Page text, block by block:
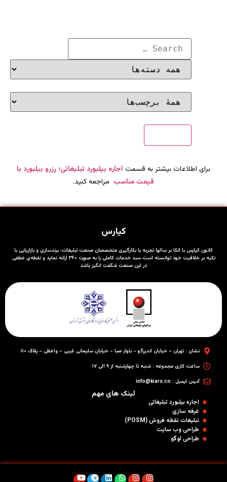
برای اطلاعات بیشتر به قسمت اجاره بیلبورد تبلیغاتی؛ رزرو بیلبورد با
قیمت مناسب مراجعه کنید.
کیارس
کانون کیارس با اتکا بر سالها تجربه با بکارگیری متخصصان صنعت تبلیغات، برندسازی و بازاریابی با
تکیه بر خلاقیت خود توانسته است سبد خدمات کاملی را به صورت ۳۶۰ ارائه نماید و نقطه‌ی عطفی
در این صنعت شگفت انگیز باشد
نشان : تهران - خیابان اندرزگو - بلوار صبا - خیابان سلیمانی غربی - واعظی - پلاک ۱۱۰
ساعت کاری مجموعه : شنبه تا چهارشنبه از ۹ الی ۱۷
آدرس ایمیل : info@kiars.co
لینک های مهم
اجاره بیلبورد تبلیغاتی
غرفه سازی
تبلیغات نقطه فروش (POSM)
طراحی وب سایت
طراحی لوگو